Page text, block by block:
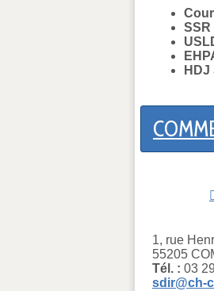
HDJ
1, rue
55205
Tél. : 03
sdir@ch-